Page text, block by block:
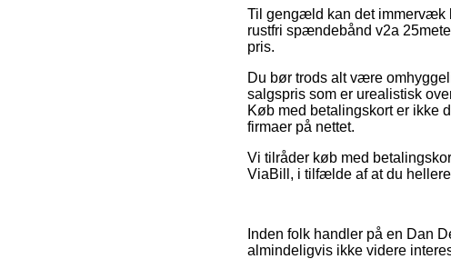
Til gengæld kan det immervæk
rustfri spændebånd v2a
pris.
Du bør trods alt være
salgspris som er urealistisk
Køb med betalingskort er ikke
firmaer på nettet.
Vi tilråder køb med
ViaBill, i tilfælde af at du
Inden folk handler på en Dan
almindeligvis ikke videre